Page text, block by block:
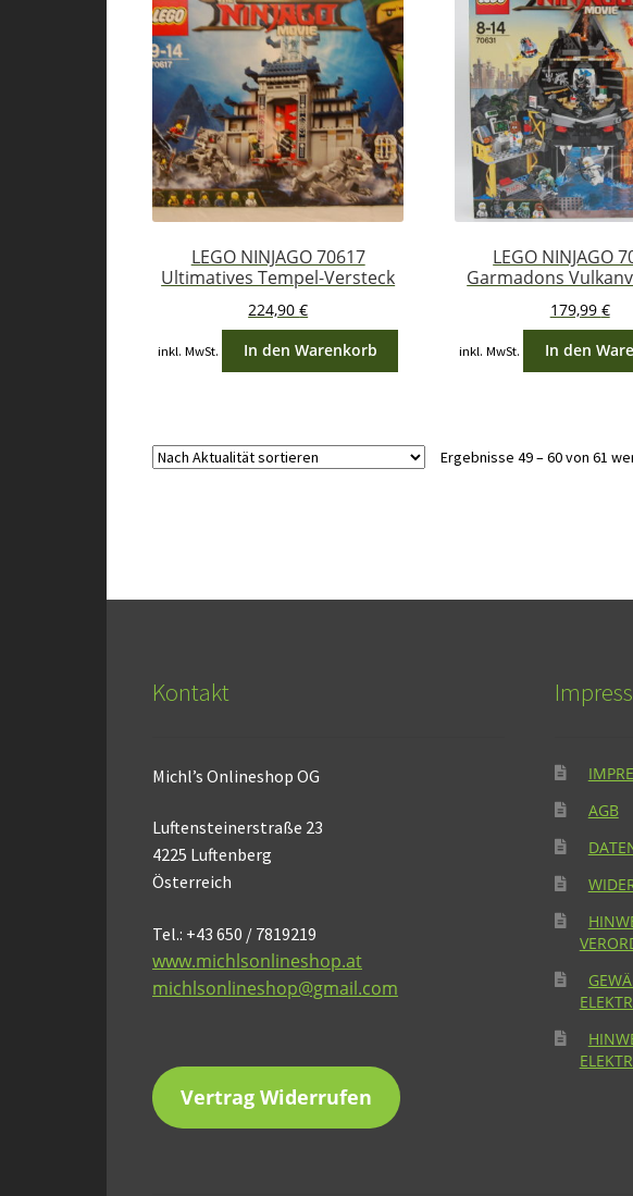
LEGO NINJAGO 70617
Ultimatives Tempel-Versteck
224,90€
inkl. MwSt. In den Warenkorb
LEGO NINJAGO
Garmadons
179,99 €
inkl. MwSt. In den
Ergebnisse 49 – 60 von 61
Kontakt
Michl’s Onlineshop OG
Luftensteinerstraße 23
4225 Luftenberg
Österreich
Tel.: +43 650 / 7819219
www.michlsonlineshop.at
michlsonlineshop@gmail.com
Vertrag Widerrufen
AGB